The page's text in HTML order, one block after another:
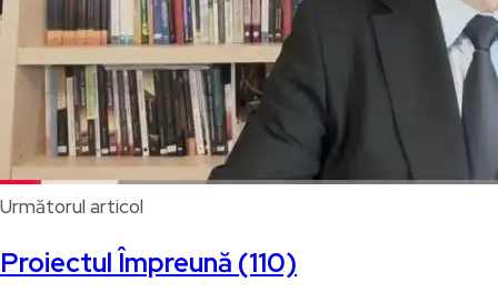
Următorul articol
Proiectul Împreună (110)